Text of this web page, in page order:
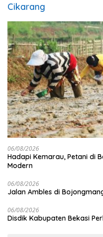
Cikarang
06/08/2026
Hadapi Kemarau, Petani di
Modern
06/08/2026
Jalan Ambles di
06/08/2026
Disdik Kabupaten Bekasi